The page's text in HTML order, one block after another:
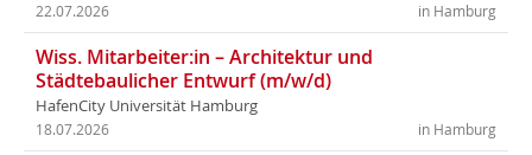
in Hamburg
22.07.2026
Wiss. Mitarbeiter:in – Architektur und
Städtebaulicher Entwurf (m/w/d)
HafenCity Universität Hamburg
in Hamburg
18.07.2026